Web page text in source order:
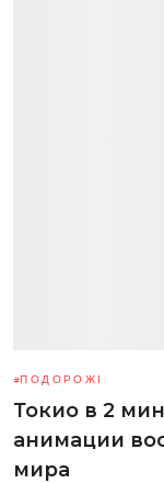
ПОДОРОЖІ
Токио в 2
анимации
мира